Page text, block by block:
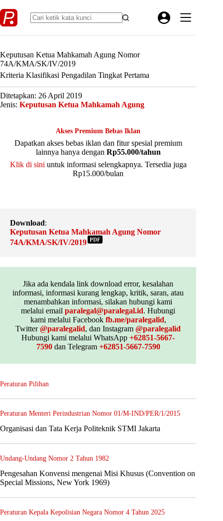
to
content
Keputusan Ketua Mahkamah Agung Nomor
74A/KMA/SK/IV/2019
Kriteria Klasifikasi Pengadilan Tingkat Pertama
Ditetapkan: 26 April 2019
Jenis: Keputusan Ketua Mahkamah Agung
Akses Premium Bebas Iklan
Dapatkan akses bebas iklan dan fitur spesial premium
lainnya hanya dengan Rp55.000/tahun
Klik di sini untuk informasi selengkapnya. Tersedia juga
Rp15.000/bulan
Download:
Keputusan Ketua Mahkamah Agung Nomor
74A/KMA/SK/IV/2019 PDF
Jika ada kendala link download error, kesalahan
informasi, informasi kurang lengkap, kritik, saran, atau
menambahkan informasi, silakan hubungi kami
melalui emailparalegal@paralegal.id. Hubungi
kami melalui Facebook fb.me/paralegalid,
Twitter@paralegalid, dan Instagram@paralegalid
Hubungi kami melalui WhatsApp+62851-5667-
7590dan Telegram +62851-5667-7590
Peraturan Pilihan
Peraturan Menteri Perindustrian Nomor 01/M-IND/PER/1/2015
Organisasi dan Tata Kerja Politeknik STMI Jakarta
Undang-Undang Nomor 2 Tahun 1982
Pengesahan Konvensi mengenai Misi Khusus (Convention on
Special Missions, New York 1969)
Peraturan Kepala Kepolisian Negara Nomor 4 Tahun 2025